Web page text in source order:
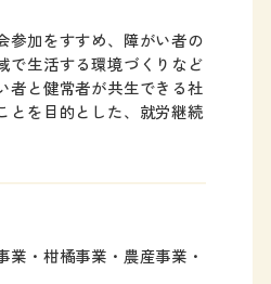
参加をすすめ、障がい者の
で生活する環境づくりなど
者と健常者が共生できる社
とを目的とした、就労継続
業・柑橘事業・農産事業・